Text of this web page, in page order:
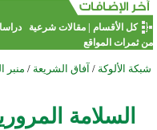
كل الأقسام |مقالات شرعية
من ثمرات المواقع
شبكة الألوكة / آفاق الشريعة / منبر
السلامة